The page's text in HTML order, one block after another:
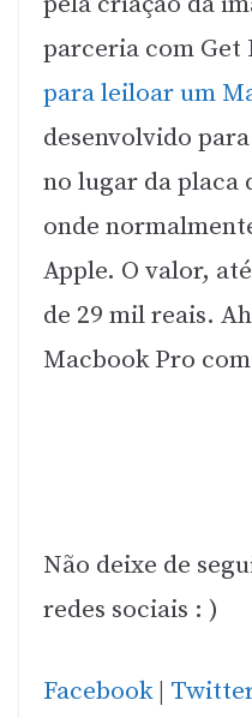
parceria com Get
para leiloar um
desenvolvido
no lugar da placa
onde
Apple. O valor,
de 29 mil reais.
Macbook Pro
Não deixe de
redes sociais : )
Facebook|